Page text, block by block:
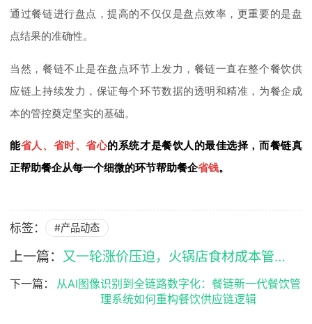
通过餐链进行盘点，提高的不仅仅是盘点效率，更重要的是盘
点结果的准确性。
当然，餐链不止是在盘点环节上发力，餐链一直在整个餐饮供
应链上持续发力，保证每个环节数据的透明和精准，为餐企成
本的管控奠定坚实的基础。
能省人、省时、省心的系统才是餐饮人的最佳选择，而餐链真
正帮助餐企从每一个细微的环节帮助餐企省钱。
标签： #产品动态
上一篇： 又一轮涨价压迫，火锅店食材成本管控怎么做？
下一篇：
从AI图像识别到全链路数字化：餐链新一代餐饮管
理系统如何重构餐饮供应链逻辑